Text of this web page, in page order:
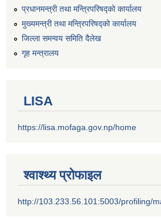
प्रधानमन्त्री तथा मन्त्रिपरिषद्को कार्यालय
मुख्यमन्त्री तथा मन्त्रिपरिषद्को कार्यालय
जिल्ला समन्वय समिति दैलेख
गृह मन्त्रालय
LISA
https://lisa.mofaga.gov.np/home
श्वाश्थ्य प्रोफाइल
http://103.233.56.101:5003/profiling/